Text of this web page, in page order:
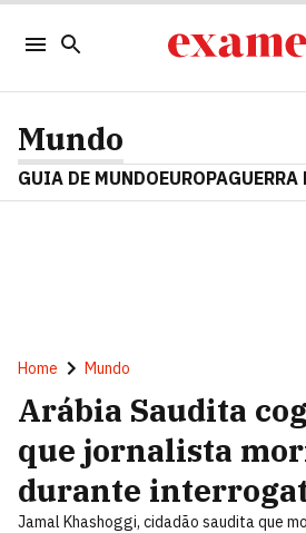
Mundo
GUIA DE MUNDOEUROPA
Home Mundo
Arábia Saudita
que jornalista
durante
Jamal Khashoggi, cidadão saudita que